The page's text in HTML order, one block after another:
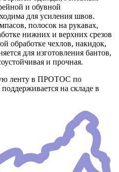
и обувной
для усиления швов.
полосок на рукавах,
нижних и верхних срезов
обработке чехлов, накидок,
для изготовления бантов,
и прочная.
ленту в ПРОТОС по
на складе в